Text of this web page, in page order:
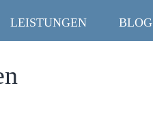
LEISTUNGEN BLOG